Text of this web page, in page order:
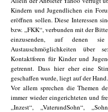
Kindern und Jugendlichen ein
eröffnen sollen. Diese Interessen
bzw. „FKK“, verbunden mit der
einzusenden, auf denen
Austauschmöglichkeiten über
Kontaktforen für Kinder und
getrennt. Dass hier eher eine
geschaffen wurde, liegt auf der Hand.
Vor allem sprechen die Themen
immer wieder eingerichteten und
„Inzest“, „VaterundSohn“,